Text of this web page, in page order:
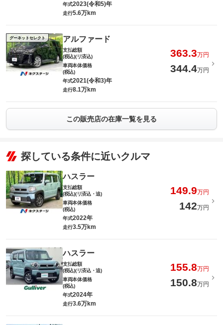
年式2023(令和5)年
走行5.6万km
グーネットセレクト アルファード
支払総額
(税込)(リ済込)
363.3万円
車両本体価格
(税込)
344.4万円
年式2021(令和3)年
走行8.1万km
この販売店の在庫一覧を見る
探している条件に近いクルマ
ハスラー
支払総額
(税込)(リ済込・追)
149.9万円
車両本体価格
(税込)
142万円
年式2022年
走行3.5万km
ハスラー
支払総額
(税込)(リ済込・追)
155.8万円
車両本体価格
(税込)
150.8万円
年式2024年
走行3.6万km